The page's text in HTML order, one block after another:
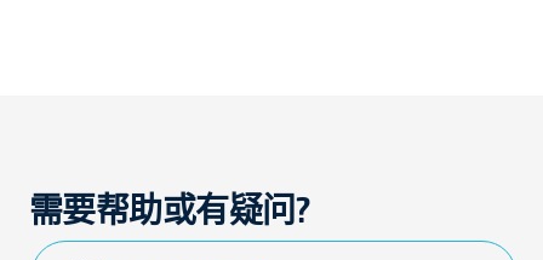
需要帮助或有疑问?